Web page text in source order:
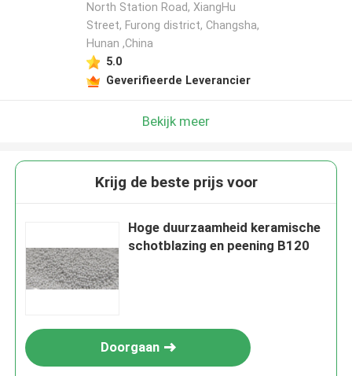
North Station Road, XiangHu
Street, Furong district, Changsha,
Hunan ,China
5.0
Geverifieerde Leverancier
Bekijk meer
Krijg de beste prijs voor
Hoge duurzaamheid keramische
schotblazing en peening B120
Doorgaan